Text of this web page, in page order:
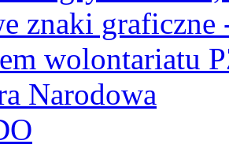
znaki graficzne
wolontariatu
Narodowa